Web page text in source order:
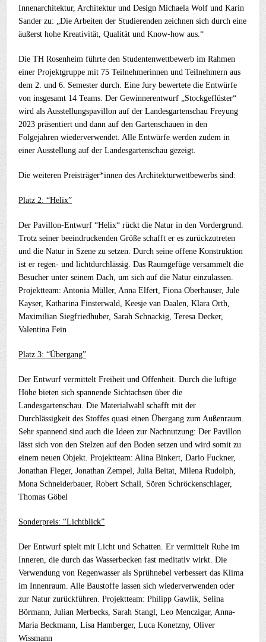
Innenarchitektur, Architektur und Design Michaela Wolf und Karin
Sander zu: „Die Arbeiten der Studierenden zeichnen sich durch eine
äußerst hohe Kreativität, Qualität und Know-how aus.“
Die TH Rosenheim führte den Studentenwettbewerb im Rahmen
einer Projektgruppe mit 75 Teilnehmerinnen und Teilnehmern aus
dem 2. und 6. Semester durch. Eine Jury bewertete die Entwürfe
von insgesamt 14 Teams. Der Gewinnerentwurf „Stockgeflüster“
wird als Ausstellungspavillon auf der Landesgartenschau Freyung
2023 präsentiert und dann auf den Gartenschauen in den
Folgejahren wiederverwendet. Alle Entwürfe werden zudem in
einer Ausstellung auf der Landesgartenschau gezeigt.
Die weiteren Preisträger*innen des Architekturwettbewerbs sind:
Platz 2: “Helix”
Der Pavillon-Entwurf “Helix“ rückt die Natur in den Vordergrund.
Trotz seiner beeindruckenden Größe schafft er es zurückzutreten
und die Natur in Szene zu setzen. Durch seine offene Konstruktion
ist er regen- und lichtdurchlässig. Das Raumgefüge versammelt die
Besucher unter seinem Dach, um sich auf die Natur einzulassen.
Projektteam: Antonia Müller, Anna Elfert, Fiona Oberhauser, Jule
Kayser, Katharina Finsterwald, Keesje van Daalen, Klara Orth,
Maximilian Siegfriedhuber, Sarah Schnackig, Teresa Decker,
Valentina Fein
Platz 3: “Übergang”
Der Entwurf vermittelt Freiheit und Offenheit. Durch die luftige
Höhe bieten sich spannende Sichtachsen über die
Landesgartenschau. Die Materialwahl schafft mit der
Durchlässigkeit des Stoffes quasi einen Übergang zum Außenraum.
Sehr spannend sind auch die Ideen zur Nachnutzung: Der Pavillon
lässt sich von den Stelzen auf den Boden setzen und wird somit zu
einem neuen Objekt. Projektteam: Alina Binkert, Dario Fuckner,
Jonathan Fleger, Jonathan Zempel, Julia Beitat, Milena Rudolph,
Mona Schneiderbauer, Robert Schall, Sören Schröckenschlager,
Thomas Göbel
Sonderpreis: “Lichtblick”
Der Entwurf spielt mit Licht und Schatten. Er vermittelt Ruhe im
Inneren, die durch das Wasserbecken fast meditativ wirkt. Die
Verwendung von Regenwasser als Sprühnebel verbessert das Klima
im Innenraum. Alle Baustoffe lassen sich wiederverwenden oder
zur Natur zurückführen. Projektteam: Philipp Gawlik, Selina
Börmann, Julian Merbecks, Sarah Stangl, Leo Menczigar, Anna-
Maria Beckmann, Lisa Hamberger, Luca Konetzny, Oliver
Wissmann